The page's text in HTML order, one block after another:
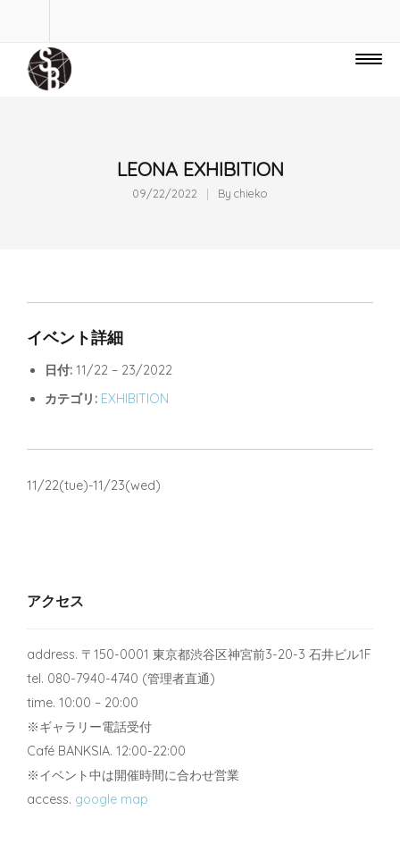
LEONA EXHIBITION
09/22/2022 By chieko
イベント詳細
日付: 11/22 – 23/2022
カテゴリ: EXHIBITION
11/22(tue)-11/23(wed)
アクセス
address. 〒150-0001 東京都渋谷区神宮前3-20-3 石井ビル1F
tel. 080-7940-4740 (管理者直通)
time. 10:00 – 20:00
※ギャラリー電話受付
Café BANKSIA. 12:00-22:00
※イベント中は開催時間に合わせ営業
access. google map